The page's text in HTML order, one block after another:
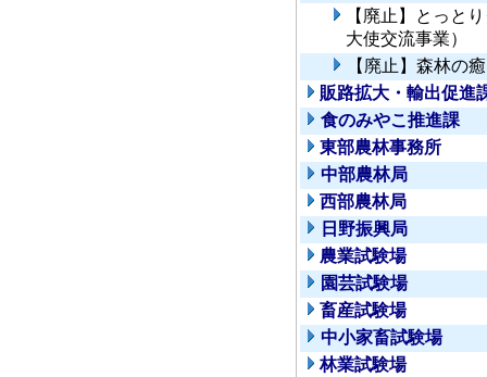
【廃止】とっと
大使交流事業）
【廃止】森林の
販路拡大・輸出促進
食のみやこ推進課
東部農林事務所
中部農林局
西部農林局
日野振興局
農業試験場
園芸試験場
畜産試験場
中小家畜試験場
林業試験場